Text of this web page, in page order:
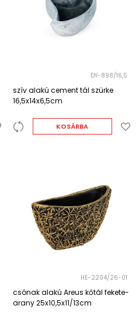
DY-898/16,5
szív alakú cement tál szürke
16,5x14x6,5cm
KOSÁRBA
HE-2204/26-01
csónak alakú Areus kőtál fekete-
arany 25x10,5x11/13cm